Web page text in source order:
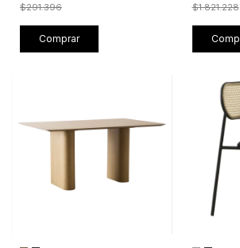
$291.396 $1.821.228